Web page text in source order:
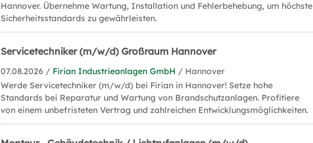
Hannover. Übernehme Wartung, Installation und Fehlerbehebung, um höchste
Sicherheitsstandards zu gewährleisten.
Servicetechniker (m/w/d) Großraum Hannover
07.08.2026 / Firian Industrieanlagen GmbH / Hannover
Werde Servicetechniker (m/w/d) bei Firian in Hannover! Setze hohe
Standards bei Reparatur und Wartung von Brandschutzanlagen. Profitiere
von einem unbefristeten Vertrag und zahlreichen Entwicklungsmöglichkeiten.